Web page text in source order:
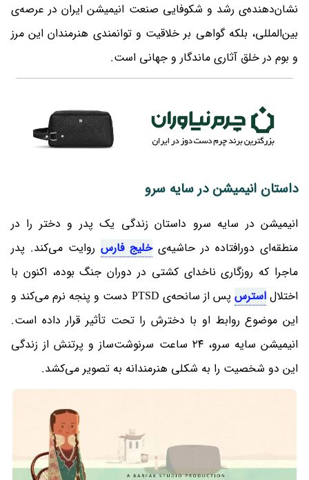
نشان‌دهنده‌ی رشد و شکوفایی صنعت انیمیشن ایران در عرصه‌ی
بین‌المللی، بلکه گواهی بر خلاقیت و توانمندی هنرمندان این مرز
و بوم در خلق آثاری ماندگار و جهانی است.
داستان انیمیشن در سایه سرو
انیمیشن در سایه سرو داستان زندگی یک پدر و دختر را در
منطقه‌ای دورافتاده در حاشیه‌یخلیج فارس روایت می‌کند. پدر
ماجرا که روزگاری ناخدای کشتی در دوران جنگ بوده، اکنون با
اختلالاسترس
پس از سانحه‌ی PTSD دست و پنجه نرم می‌کند و
این موضوع روابط او با دخترش را تحت تأثیر قرار داده است.
انیمیشن سایه سرو، ۲۴ ساعت سرنوشت‌ساز و پرتنش از زندگی
این دو شخصیت را به شکلی هنرمندانه به تصویر می‌کشد.